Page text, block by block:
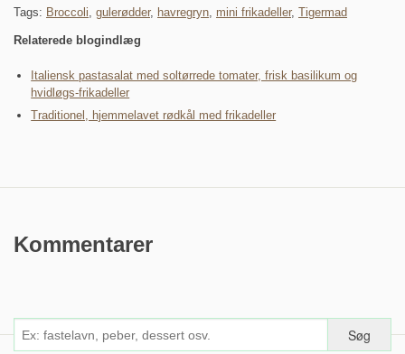
Tags: Broccoli gulerødder, havregryn mini frikadeller, Tigermad
Relaterede blogindlæg
Italiensk pastasalat med soltørrede tomater, frisk basilikum og
hvidløgs-frikadeller
Traditionel, hjemmelavet rødkål med frikadeller
Kommentarer